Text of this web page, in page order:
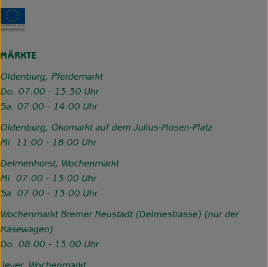
MÄRKTE
Oldenburg, Pferdemarkt
Do. 07:00 - 13:30 Uhr
Sa. 07:00 - 14:00 Uhr
Oldenburg, Ökomarkt auf dem Julius-Mosen-Platz
Mi. 11:00 - 18:00 Uhr
Delmenhorst, Wochenmarkt
Mi. 07:00 - 13:00 Uhr
Sa. 07:00 - 13:00 Uhr
Wochenmarkt Bremer Neustadt (Delmestrasse) (nur der
Käsewagen)
Do. 08:00 - 13:00 Uhr